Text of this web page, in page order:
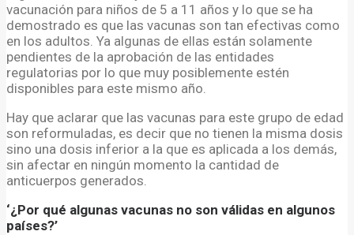
vacunación para niños de 5 a 11 años y lo que se ha
demostrado es que las vacunas son tan efectivas como
en los adultos. Ya algunas de ellas están solamente
pendientes de la aprobación de las entidades
regulatorias por lo que muy posiblemente estén
disponibles para este mismo año.
Hay que aclarar que las vacunas para este grupo de edad
son reformuladas, es decir que no tienen la misma dosis
sino una dosis inferior a la que es aplicada a los demás,
sin afectar en ningún momento la cantidad de
anticuerpos generados.
‘¿Por qué algunas vacunas no son válidas en algunos
países?’